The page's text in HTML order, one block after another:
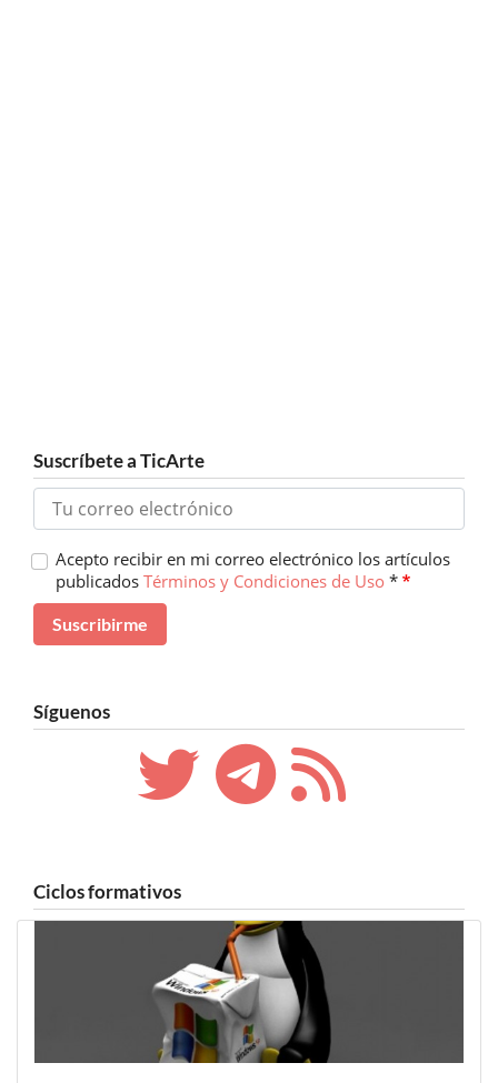
Suscríbete a TicArte
Acepto recibir en mi correo electrónico los artículos
publicados Términos y Condiciones de Uso *
Síguenos
Ciclos formativos